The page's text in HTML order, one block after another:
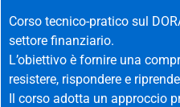
Corso tecnico-pratico sul
settore finanziario.
L’obiettivo è fornire una
resistere, rispondere e
Il corso adotta un approccio